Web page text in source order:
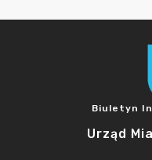
Biuletyn
Urząd